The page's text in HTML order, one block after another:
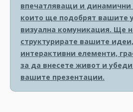
впечатляващи и динамични
които ще подобрят вашите
визуална комуникация. Ще
структурирате вашите
интерактивни елементи,
за да внесете живот и
вашите презентации.